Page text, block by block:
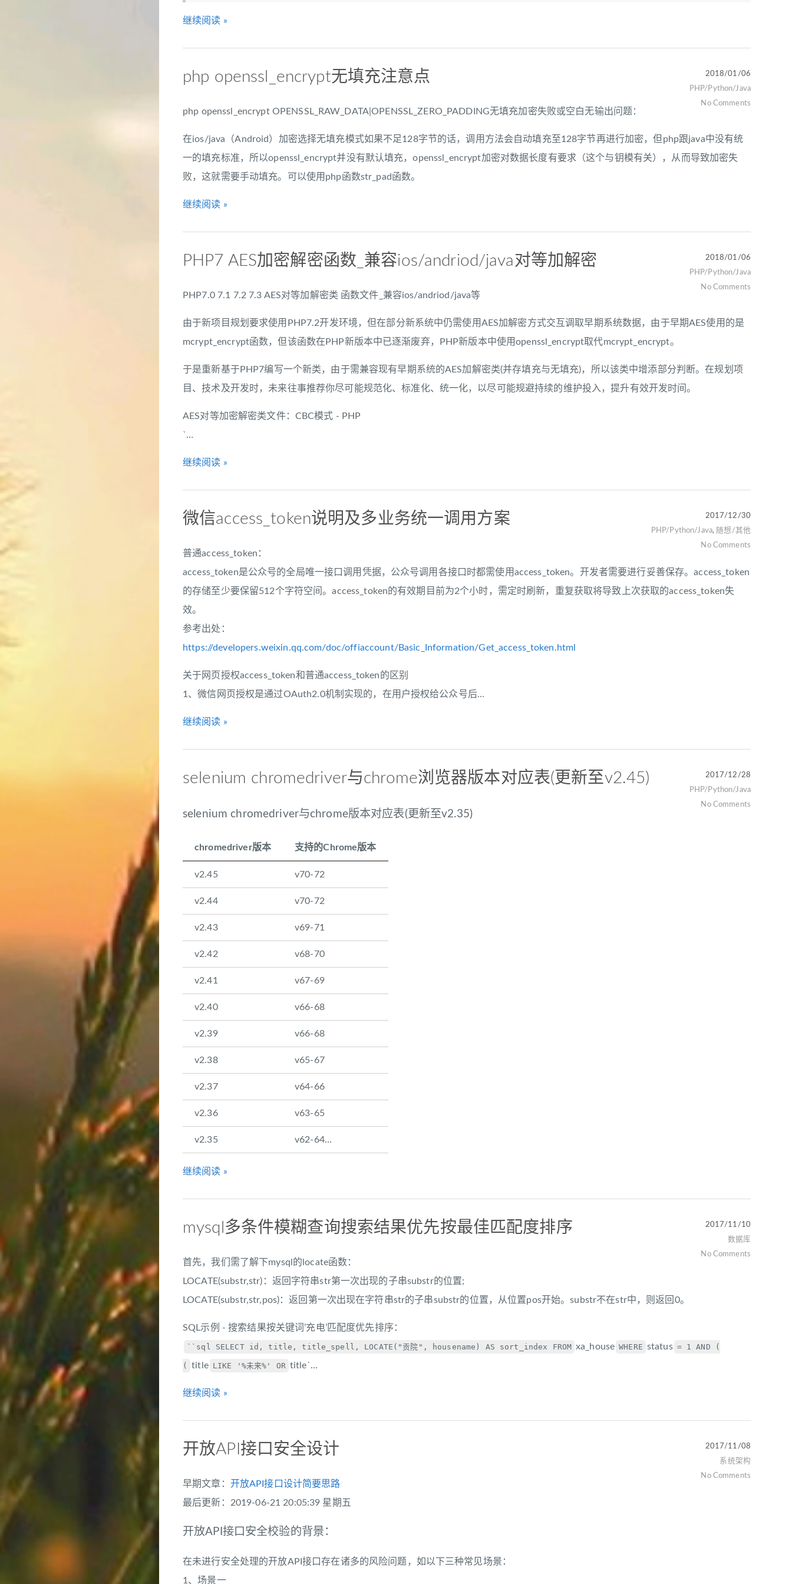
继续阅读 »
2018/01/06
PHP/Python/Java
No Comments
php openssl_encrypt无填充注意点
php openssl_encrypt OPENSSL_RAW_DATA|OPENSSL_ZERO_PADDING无填充加密失败或空白无输出问题：
在ios/java（Android）加密选择无填充模式如果不足128字节的话，调用方法会自动填充至128字节再进行加密，但php跟java中没有统
一的填充标准，所以openssl_encrypt并没有默认填充，openssl_encrypt加密对数据长度有要求（这个与钥模有关），从而导致加密失
败，这就需要手动填充。可以使用php函数str_pad函数。
继续阅读 »
2018/01/06
PHP/Python/Java
No Comments
PHP7 AES加密解密函数_兼容ios/andriod/java对等加解密
PHP7.0 7.1 7.2 7.3 AES对等加解密类 函数文件_兼容ios/andriod/java等
由于新项目规划要求使用PHP7.2开发环境，但在部分新系统中仍需使用AES加解密方式交互调取早期系统数据，由于早期AES使用的是
mcrypt_encrypt函数，但该函数在PHP新版本中已逐渐废弃，PHP新版本中使用openssl_encrypt取代mcrypt_encrypt。
于是重新基于PHP7编写一个新类，由于需兼容现有早期系统的AES加解密类(并存填充与无填充)，所以该类中增添部分判断。在规划项
目、技术及开发时，未来往事推荐你尽可能规范化、标准化、统一化，以尽可能规避持续的维护投入，提升有效开发时间。
AES对等加密解密类文件：CBC模式 - PHP
`…
继续阅读 »
2017/12/30
PHP/Python/Java, 随想/其他
No Comments
微信access_token说明及多业务统一调用方案
普通access_token：
access_token是公众号的全局唯一接口调用凭据，公众号调用各接口时都需使用access_token。开发者需要进行妥善保存。access_token
的存储至少要保留512个字符空间。access_token的有效期目前为2个小时，需定时刷新，重复获取将导致上次获取的access_token失
效。
参考出处：
https://developers.weixin.qq.com/doc/offiaccount/Basic_Information/Get_access_token.html
关于网页授权access_token和普通access_token的区别
1、微信网页授权是通过OAuth2.0机制实现的，在用户授权给公众号后…
继续阅读 »
2017/12/28
PHP/Python/Java
No Comments
selenium chromedriver与chrome浏览器版本对应表(更新至v2.45)
selenium chromedriver与chrome版本对应表(更新至v2.35)
chromedriver版本 支持的Chrome版本
v2.45 v70-72
v2.44 v70-72
v2.43 v69-71
v2.42 v68-70
v2.41 v67-69
v2.40 v66-68
v2.39 v66-68
v2.38 v65-67
v2.37 v64-66
v2.36 v63-65
v2.35 v62-64…
继续阅读 »
2017/11/10
数据库
No Comments
mysql多条件模糊查询搜索结果优先按最佳匹配度排序
首先，我们需了解下mysql的locate函数：
LOCATE(substr,str)：返回字符串str第一次出现的子串substr的位置;
LOCATE(substr,str,pos)：返回第一次出现在字符串str的子串substr的位置，从位置pos开始。substr不在str中，则返回0。
SQL示例 - 搜索结果按关键词’充电’匹配度优先排序：
``sql SELECT id, title, title_spell, LOCATE("贡院", housename) AS sort_index FROM xa_house WHERE status = 1 AND (
( title LIKE '%未来%' OR title`…
继续阅读 »
2017/11/08
系统架构
No Comments
开放API接口安全设计
早期文章： 开放API接口设计简要思路
最后更新：2019-06-21 20:05:39 星期五
开放API接口安全校验的背景：
在未进行安全处理的开放API接口存在诸多的风险问题，如以下三种常见场景：
1、场景一